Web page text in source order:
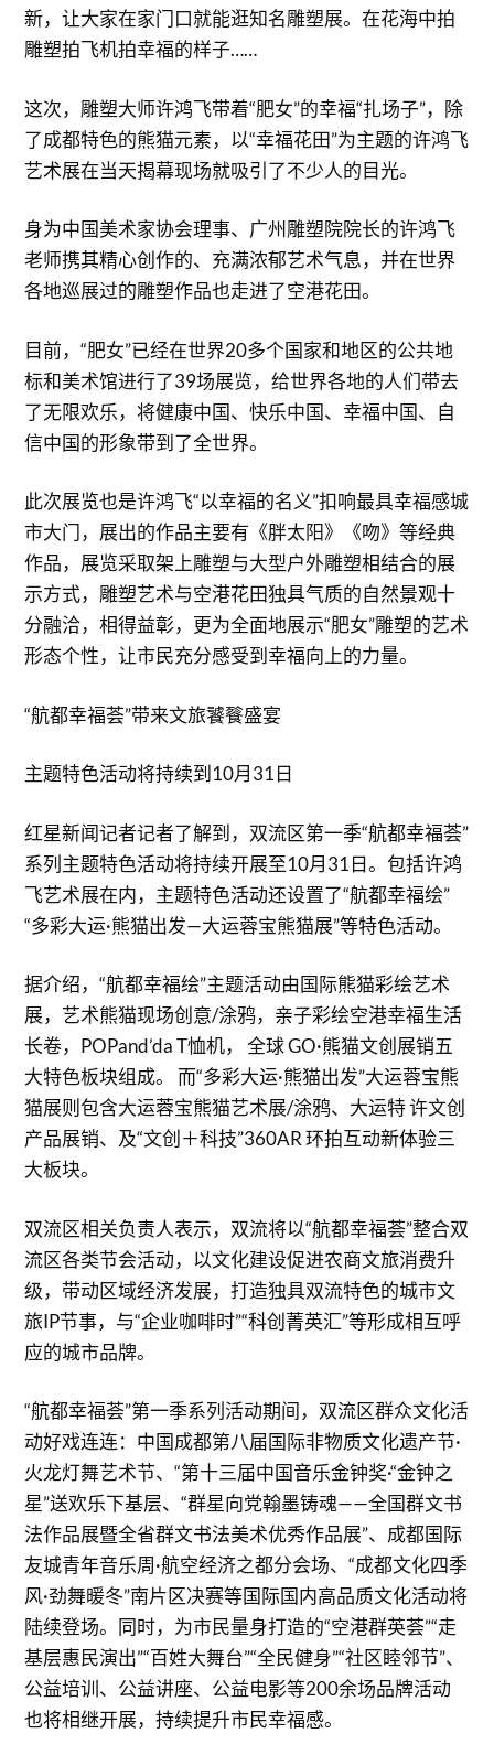
新，让大家在家门口就能逛知名雕塑展。在花海中拍
雕塑拍飞机拍幸福的样子……
这次，雕塑大师许鸿飞带着“肥女”的幸福“扎场子”，除
了成都特色的熊猫元素，以“幸福花田”为主题的许鸿飞
艺术展在当天揭幕现场就吸引了不少人的目光。
身为中国美术家协会理事、广州雕塑院院长的许鸿飞
老师携其精心创作的、充满浓郁艺术气息，并在世界
各地巡展过的雕塑作品也走进了空港花田。
目前，“肥女”已经在世界20多个国家和地区的公共地
标和美术馆进行了39场展览，给世界各地的人们带去
了无限欢乐，将健康中国、快乐中国、幸福中国、自
信中国的形象带到了全世界。
此次展览也是许鸿飞“以幸福的名义”扣响最具幸福感城
市大门，展出的作品主要有《胖太阳》《吻》等经典
作品，展览采取架上雕塑与大型户外雕塑相结合的展
示方式，雕塑艺术与空港花田独具气质的自然景观十
分融洽，相得益彰，更为全面地展示“肥女”雕塑的艺术
形态个性，让市民充分感受到幸福向上的力量。
“航都幸福荟”带来文旅饕餮盛宴
主题特色活动将持续到10月31日
红星新闻记者记者了解到，双流区第一季“航都幸福荟”
系列主题特色活动将持续开展至10月31日。包括许鸿
飞艺术展在内，主题特色活动还设置了“航都幸福绘”
“多彩大运·熊猫出发—大运蓉宝熊猫展”等特色活动。
据介绍，“航都幸福绘”主题活动由国际熊猫彩绘艺术
展，艺术熊猫现场创意/涂鸦，亲子彩绘空港幸福生活
长卷，POPand’da T恤机， 全球 GO·熊猫文创展销五
大特色板块组成。 而“多彩大运·熊猫出发”大运蓉宝熊
猫展则包含大运蓉宝熊猫艺术展/涂鸦、大运特 许文创
产品展销、及“文创＋科技”360AR 环拍互动新体验三
大板块。
双流区相关负责人表示，双流将以“航都幸福荟”整合双
流区各类节会活动，以文化建设促进农商文旅消费升
级，带动区域经济发展，打造独具双流特色的城市文
旅IP节事，与“企业咖啡时”“科创菁英汇”等形成相互呼
应的城市品牌。
“航都幸福荟”第一季系列活动期间，双流区群众文化活
动好戏连连：中国成都第八届国际非物质文化遗产节·
火龙灯舞艺术节、“第十三届中国音乐金钟奖·“金钟之
星”送欢乐下基层、“群星向党翰墨铸魂——全国群文书
法作品展暨全省群文书法美术优秀作品展”、成都国际
友城青年音乐周·航空经济之都分会场、“成都文化四季
风·劲舞暖冬”南片区决赛等国际国内高品质文化活动将
陆续登场。同时，为市民量身打造的“空港群英荟”“走
基层惠民演出”“百姓大舞台”“全民健身”“社区睦邻节”、
公益培训、公益讲座、公益电影等200余场品牌活动
也将相继开展，持续提升市民幸福感。